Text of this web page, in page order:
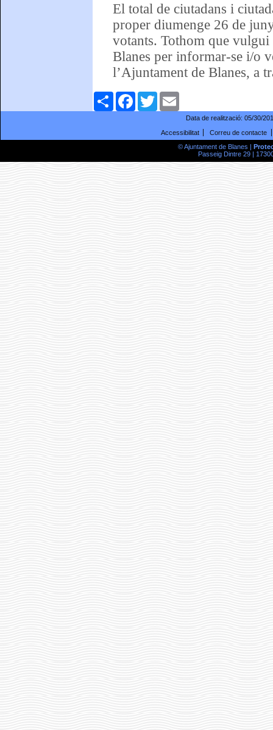
El total de ciutadans i
proper diumenge 26 de
votants. Tothom que
Blanes per informar-se i/o
l’Ajuntament de Blanes, a
ComparteixFacebookTwitter
Data de realització: 05/30/
Accessibilitat
Correu de contacte
© Ajuntament de Blanes |
Passeig Dintre 29 |